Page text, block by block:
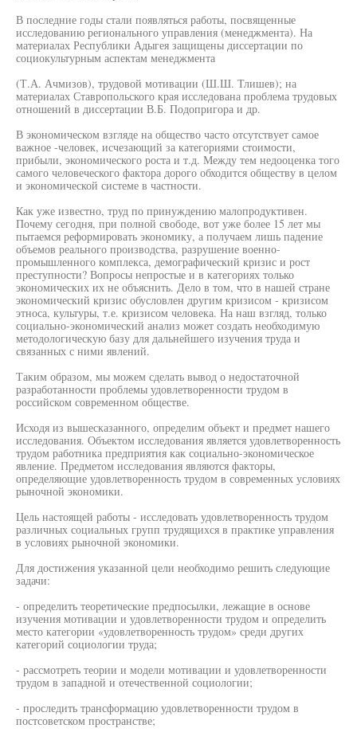
В последние годы стали появляться работы, посвященные
исследованию регионального управления (менеджмента). На
материалах Республики Адыгея защищены диссертации по
социокультурным аспектам менеджмента
(Т.А. Ачмизов), трудовой мотивации (Ш.Ш. Тлишев); на
материалах Ставропольского края исследована проблема трудовых
отношений в диссертации В.Б. Подопригора и др.
В экономическом взгляде на общество часто отсутствует самое
важное -человек, исчезающий за категориями стоимости,
прибыли, экономического роста и т.д. Между тем недооценка того
самого человеческого фактора дорого обходится обществу в целом
и экономической системе в частности.
Как уже известно, труд по принуждению малопродуктивен.
Почему сегодня, при полной свободе, вот уже более 15 лет мы
пытаемся реформировать экономику, а получаем лишь падение
объемов реального производства, разрушение военно-
промышленного комплекса, демографический кризис и рост
преступности? Вопросы непростые и в категориях только
экономических их не объяснить. Дело в том, что в нашей стране
экономический кризис обусловлен другим кризисом - кризисом
этноса, культуры, т.е. кризисом человека. На наш взгляд, только
социально-экономический анализ может создать необходимую
методологическую базу для дальнейшего изучения труда и
связанных с ними явлений.
Таким образом, мы можем сделать вывод о недостаточной
разработанности проблемы удовлетворенности трудом в
российском современном обществе.
Исходя из вышесказанного, определим объект и предмет нашего
исследования. Объектом исследования является удовлетворенность
трудом работника предприятия как социально-экономическое
явление. Предметом исследования являются факторы,
определяющие удовлетворенность трудом в современных условиях
рыночной экономики.
Цель настоящей работы - исследовать удовлетворенность трудом
различных социальных групп трудящихся в практике управления
в условиях рыночной экономики.
Для достижения указанной цели необходимо решить следующие
задачи:
- определить теоретические предпосылки, лежащие в основе
изучения мотивации и удовлетворенности трудом и определить
место категории «удовлетворенность трудом» среди других
категорий социологии труда;
- рассмотреть теории и модели мотивации и удовлетворенности
трудом в западной и отечественной социологии;
- проследить трансформацию удовлетворенности трудом в
постсоветском пространстве;